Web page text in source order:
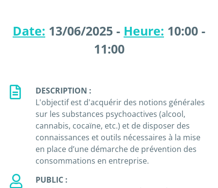
Date: 13/06/2025 - Heure: 10:00 -
11:00
DESCRIPTION :
L'objectif est d'acquérir des notions générales
sur les substances psychoactives (alcool,
cannabis, cocaïne, etc.) et de disposer des
connaissances et outils nécessaires à la mise
en place d’une démarche de prévention des
consommations en entreprise.
PUBLIC :